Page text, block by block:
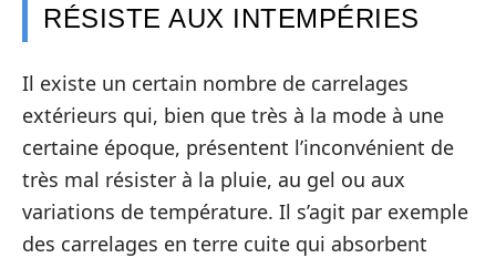
RÉSISTE AUX INTEMPÉRIES
Il existe un certain nombre de carrelages
extérieurs qui, bien que très à la mode à une
certaine époque, présentent l’inconvénient de
très mal résister à la pluie, au gel ou aux
variations de température. Il s’agit par exemple
des carrelages en terre cuite qui absorbent